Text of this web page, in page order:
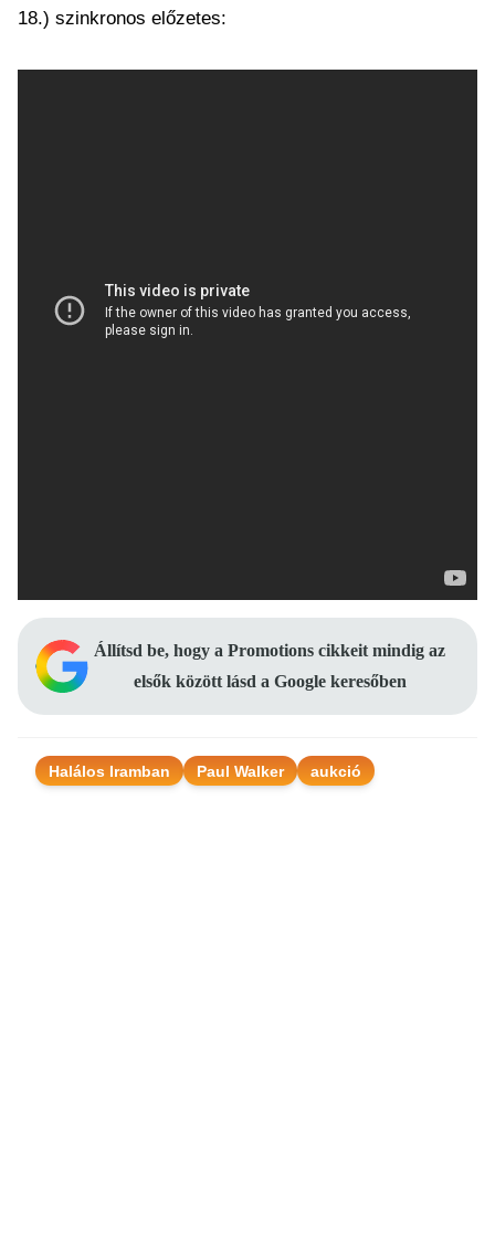
18.) szinkronos előzetes:
Állítsd be, hogy a Promotions cikkeit mindig az
elsők között lásd a Google keresőben
Halálos Iramban Paul Walker aukció